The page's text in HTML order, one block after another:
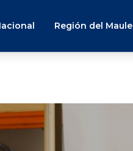
Región del Maule